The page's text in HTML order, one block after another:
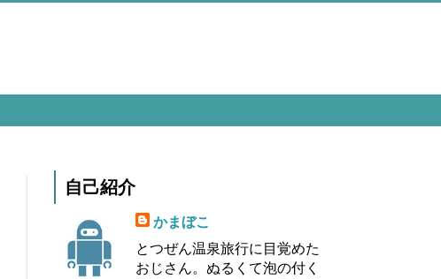
自己紹介
かまぼこ
とつぜん温泉旅行に目覚めた
おじさん。ぬるくて泡の付く